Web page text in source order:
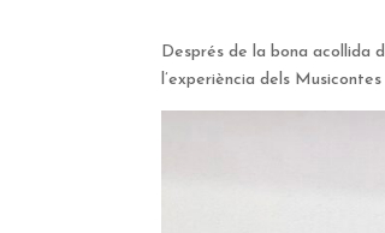
Després de la bona acollida
l’experiència dels